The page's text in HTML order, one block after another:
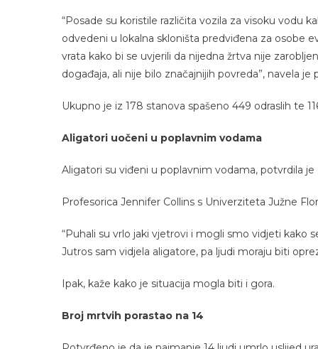
“Posade su koristile različita vozila za visoku vodu
odvedeni u lokalna skloništa predviđena za osobe
vrata kako bi se uvjerili da nijedna žrtva nije
događaja, ali nije bilo značajnijih povreda”, navela je
Ukupno je iz 178 stanova spašeno 449 odraslih te
Aligatori uočeni u poplavnim vodama
Aligatori su viđeni u poplavnim vodama, potvrdila je
Profesorica Jennifer Collins s Univerziteta Južne
“Puhali su vrlo jaki vjetrovi i mogli smo vidjeti kako
Jutros sam vidjela aligatore, pa ljudi moraju biti
Ipak, kaže kako je situacija mogla biti i gora.
Broj mrtvih porastao na 14